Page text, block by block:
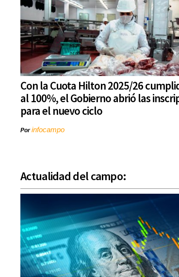
Con la Cuota Hilton 2025/26
al 100%, el Gobierno abrió las
para el nuevo ciclo
Porinfocampo
Actualidad del campo: